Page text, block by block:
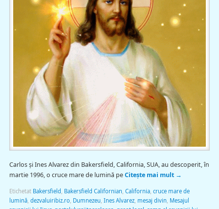
Carlos şi Ines Alvarez din Bakersfield, California, SUA, au descoperit, în
martie 1996, o cruce mare de lumină peCitește mai mult →
Etichetat Bakersfield Bakersfield Californian California, cruce mare de
lumină, dezvaluiribiz.ro, Dumnezeu Ines Alvarez, mesaj divin Mesajul